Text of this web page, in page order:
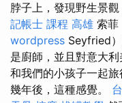
脖子上，發現野生景觀
記帳士 課程 高雄 索菲
wordpress Seyfried
是廚師，並且對意大
和我們的小孩子一起
幾年後，這種感覺。